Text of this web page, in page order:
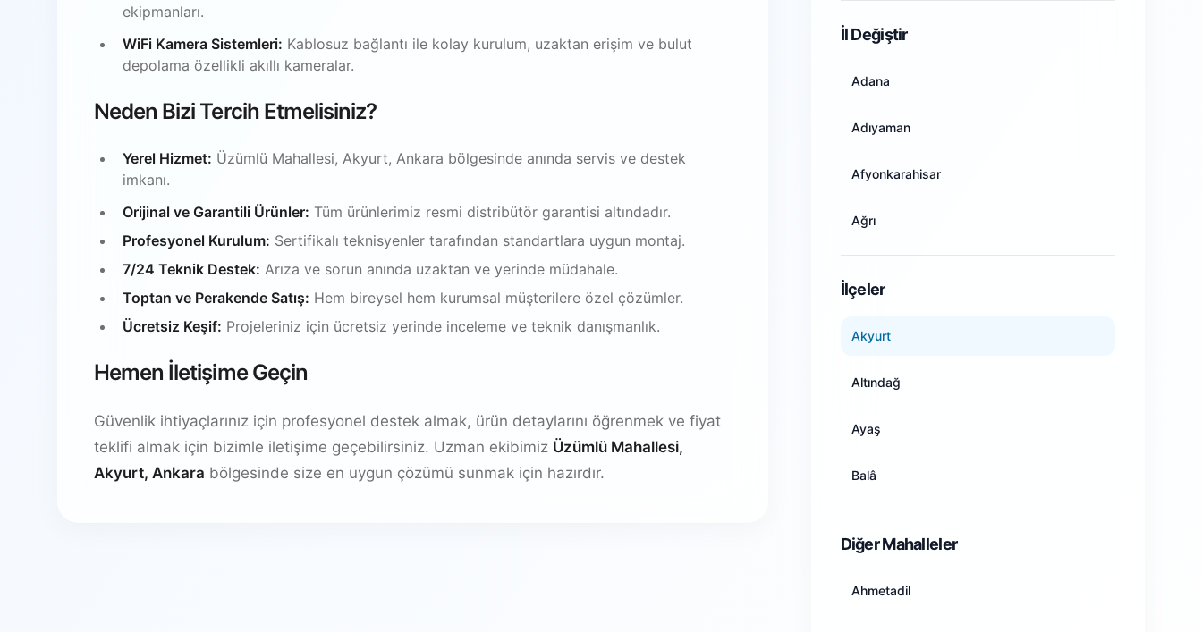
ekipmanları.
WiFi Kamera Sistemleri: Kablosuz bağlantı ile kolay kurulum, uzaktan erişim ve bulut
depolama özellikli akıllı kameralar.
Neden Bizi Tercih Etmelisiniz?
Yerel Hizmet: Üzümlü Mahallesi, Akyurt, Ankara bölgesinde anında servis ve destek
imkanı.
Orijinal ve Garantili Ürünler: Tüm ürünlerimiz resmi distribütör garantisi altındadır.
Profesyonel Kurulum: Sertifikalı teknisyenler tarafından standartlara uygun montaj.
7/24 Teknik Destek: Arıza ve sorun anında uzaktan ve yerinde müdahale.
Toptan ve Perakende Satış: Hem bireysel hem kurumsal müşterilere özel çözümler.
Ücretsiz Keşif: Projeleriniz için ücretsiz yerinde inceleme ve teknik danışmanlık.
Hemen İletişime Geçin
Güvenlik ihtiyaçlarınız için profesyonel destek almak, ürün detaylarını öğrenmek ve fiyat
teklifi almak için bizimle iletişime geçebilirsiniz. Uzman ekibimiz Üzümlü Mahallesi,
Akyurt, Ankara bölgesinde size en uygun çözümü sunmak için hazırdır.
İl Değiştir
Adana
Adıyaman
Afyonkarahisar
Ağrı
Bilecik
Bingöl
İlçeler
Akyurt
Altındağ
Ayaş
Balâ
Diğer Mahalleler
Ahmetadil